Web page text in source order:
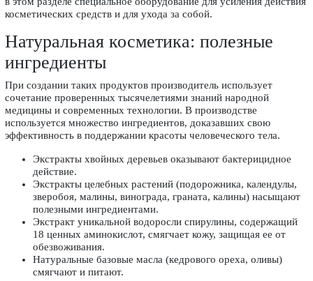
косметических средств и для ухода за собой.
Натуральная косметика: полезные
ингредиенты
При создании таких продуктов производитель использует
сочетание проверенных тысячелетиями знаний народной
медицины и современных технологии. В производстве
используется множество ингредиентов, доказавших свою
эффективность в поддержании красоты человеческого тела.
Экстракты хвойных деревьев оказывают бактерицидное
действие.
Экстракты целебных растений (подорожника, календулы,
зверобоя, малины, винограда, граната, калины) насыщают
полезными ингредиентами.
Экстракт уникальной водоросли спирулины, содержащий
18 ценных аминокислот, смягчает кожу, защищая ее от
обезвоживания.
Натуральные базовые масла (кедрового ореха, оливы)
смягчают и питают.